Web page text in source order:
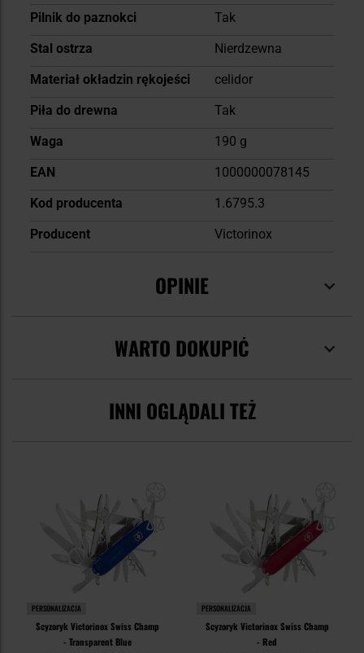
Pilnik do paznokci
Tak
Stal ostrza
Nierdzewna
Materiał okładzin rękojeści
celidor
Piła do drewna
Tak
Waga
190 g
EAN
1000000078145
Kod producenta
1.6795.3
Producent
Victorinox
OPINIE
WARTO DOKUPIĆ
INNI OGLĄDALI TEŻ
PERSONALIZACJA
Scyzoryk Victorinox Swiss Champ
- Transparent Blue
PERSONALIZACJA
Scyzoryk Victorinox Swiss Champ
- Red